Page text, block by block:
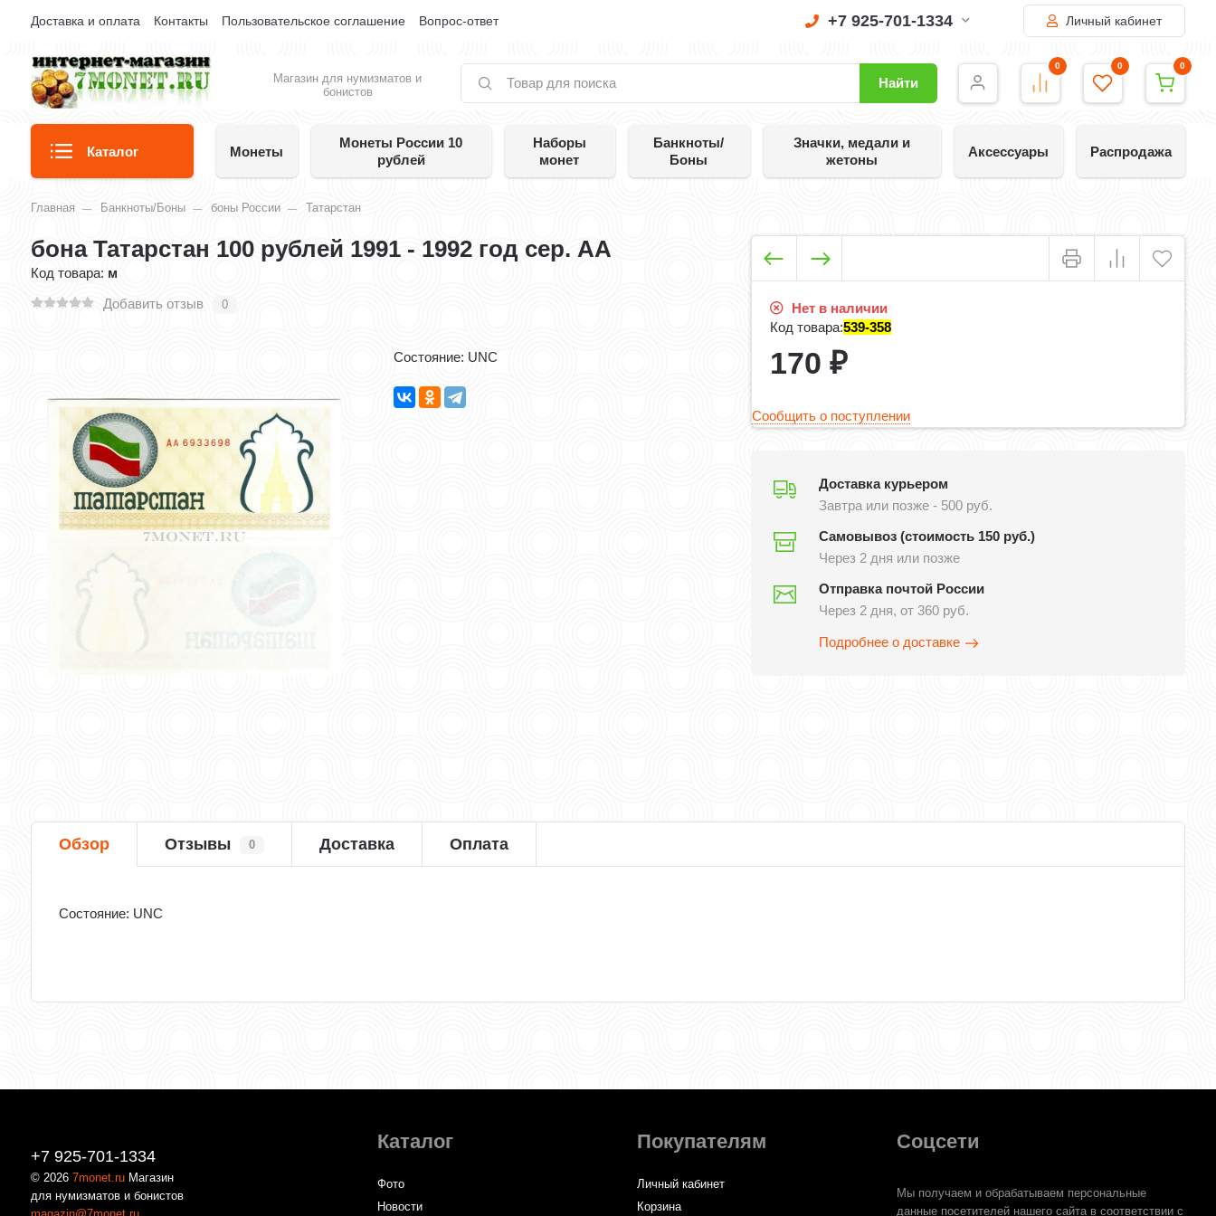
Доставка и оплата Контакты Пользовательское соглашение Вопрос-ответ +7 925-701-1334 Личный кабинет
Магазин для нумизматов и
бонистов
Найти
0 0 0
Каталог Монеты
Монеты России 10
рублей
Наборы
монет
Банкноты/
Боны
Значки, медали и
жетоны
Аксессуары Распродажа
Главная Банкноты/Боны боны России Татарстан
бона Татарстан 100 рублей 1991 - 1992 год сер. АА
Код товара: м
Добавить отзыв
0
Состояние: UNC
Нет в наличии
Код товара:539-358
170 ₽
Сообщить о поступлении
Доставка курьером
Завтра или позже - 500 руб.
Самовывоз (стоимость 150 руб.)
Через 2 дня или позже
Отправка почтой России
Через 2 дня, от 360 руб.
Подробнее о доставке
Обзор Отзывы 0 Доставка Оплата
Состояние: UNC
+7 925-701-1334
© 20267monet.ru Магазин
для нумизматов и бонистов
Каталог
Фото
Новости
Покупателям
Личный кабинет
Корзина
Соцсети
Мы получаем и обрабатываем персональные
данные посетителей нашего сайта в соответствии с